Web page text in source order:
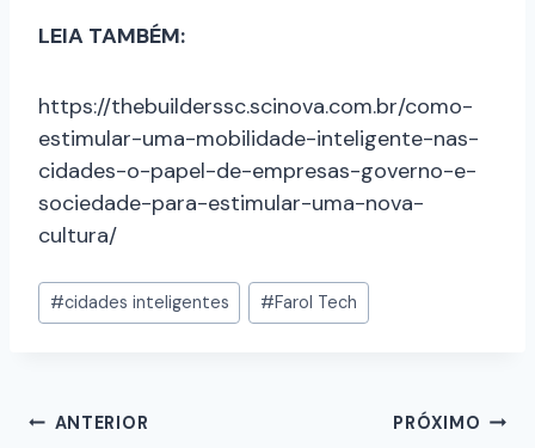
LEIA TAMBÉM:
https://thebuilderssc.scinova.com.br/como-
estimular-uma-mobilidade-inteligente-nas-
cidades-o-papel-de-empresas-governo-e-
sociedade-para-estimular-uma-nova-
cultura/
#cidades inteligentes #Farol Tech
ANTERIOR PRÓXIMO